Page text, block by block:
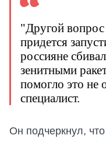
"Другой
придется
россияне
зенитными
помогло это не
специалист.
Он подчеркнул,